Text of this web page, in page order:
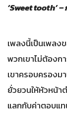
‘Sweet tooth’
เพลงนี้เป็นเพลง
พวกเขาไม่ต้องก
เขาครอบครอง
ยั่วยวนให้หัวหน้าต
แลกกับค่าตอบแ